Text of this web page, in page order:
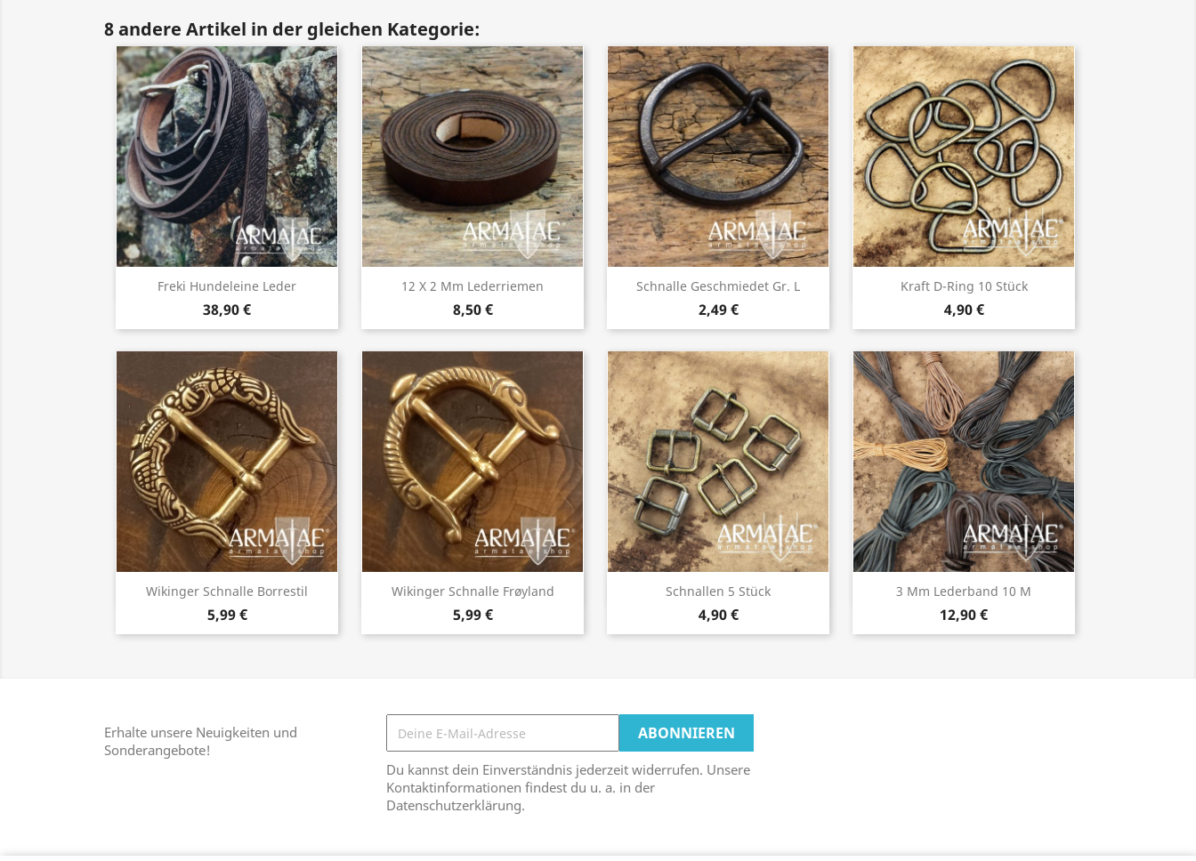
8 andere Artikel in der gleichen Kategorie:
Freki Hundeleine Leder
38,90 €
Vorschau 12 X 2 Mm Lederriemen
8,50 €
Vorschau Schnalle Geschmiedet Gr. L
2,49 €
Vorschau Kraft D-Ring 10 Stück
4,90 €
Vorschau
Wikinger Schnalle Borrestil
5,99 €
Vorschau Wikinger Schnalle Frøyland
5,99 €
Vorschau Schnallen 5 Stück
4,90 €
Vorschau 3 Mm Lederband 10 M
12,90 €
Vorschau
Erhalte unsere Neuigkeiten und
Sonderangebote!
Du kannst dein Einverständnis jederzeit widerrufen. Unsere
Kontaktinformationen findest du u. a. in der
Datenschutzerklärung.